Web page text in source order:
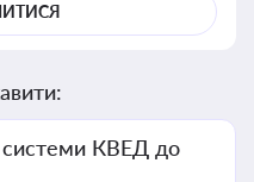
системи КВЕД до